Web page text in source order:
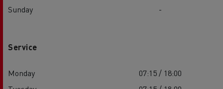
Sunday
-
Service
Monday
07:15 / 18:00